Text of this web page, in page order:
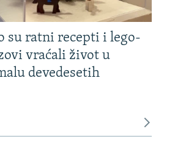
su ratni recepti i lego-
vraćali život u
devedesetih